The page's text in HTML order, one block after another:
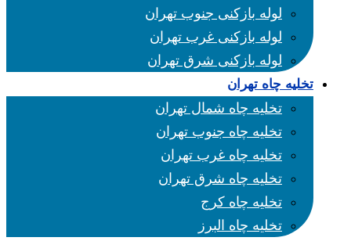
لوله بازکنی جنوب تهران
لوله بازکنی غرب تهران
لوله بازکنی شرق تهران
تخلیه چاه تهران
تخلیه چاه شمال تهران
تخلیه چاه جنوب تهران
تخلیه چاه غرب تهران
تخلیه چاه شرق تهران
تخلیه چاه کرج
تخلیه چاه البرز